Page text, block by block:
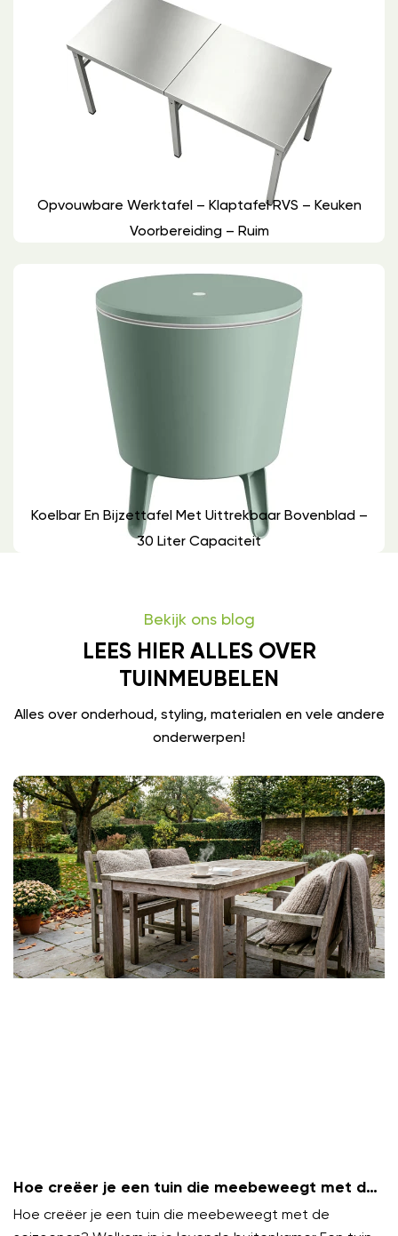
Opvouwbare Werktafel – Klaptafel RVS – Keuken
Voorbereiding – Ruim
Koelbar En Bijzettafel Met Uittrekbaar Bovenblad –
30 Liter Capaciteit
Bekijk ons blog
LEES HIER ALLES OVER
TUINMEUBELEN
Alles over onderhoud, styling, materialen en vele andere
onderwerpen!
Hoe creëer je een tuin die meebeweegt met de
seizoenen?
Hoe creëer je een tuin die meebeweegt met de